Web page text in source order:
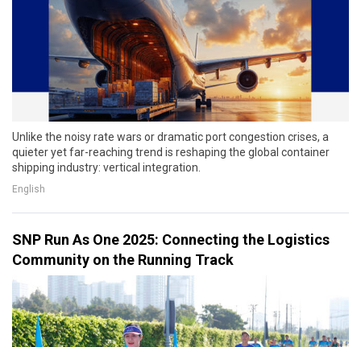
Unlike the noisy rate wars or dramatic port congestion crises, a
quieter yet far-reaching trend is reshaping the global container
shipping industry: vertical integration.
English
SNP Run As One 2025: Connecting the Logistics
Community on the Running Track